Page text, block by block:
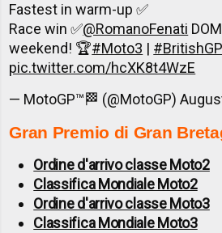
Fastest in warm-up ✅
Race win ✅@RomanoFenati
weekend! 🏆#Moto3 | #BritishGP
pic.twitter.com/hcXK8t4WzE
— MotoGP™🏁 (@MotoGP)
Gran Premio di Gran
Ordine d'arrivo classe Moto2
Classifica Mondiale Moto2
Ordine d'arrivo classe Moto3
Classifica Mondiale Moto3